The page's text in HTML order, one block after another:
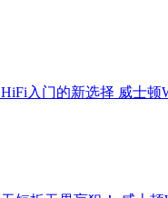
HiFi入门的新选择 威士顿